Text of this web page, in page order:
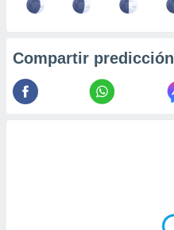
Compartir predicción